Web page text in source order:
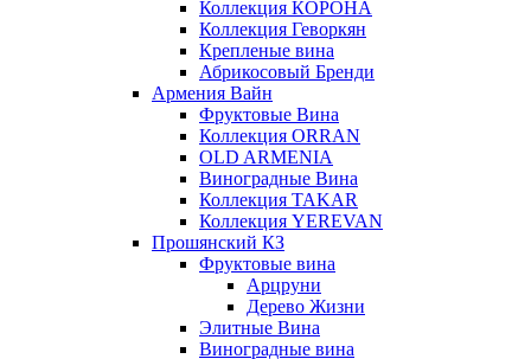
Коллекция КОРОНА
Коллекция Геворкян
Крепленые вина
Абрикосовый Бренди
Армения Вайн
Фруктовые Вина
Коллекция ORRAN
OLD ARMENIA
Виноградные Вина
Коллекция TAKAR
Коллекция YEREVAN
Прошянский КЗ
Фруктовые вина
Арцруни
Дерево Жизни
Элитные Вина
Виноградные вина